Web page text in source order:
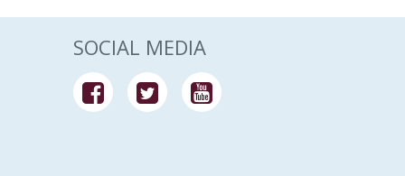
SOCIAL MEDIA